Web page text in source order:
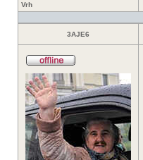
Vrh
3AJE6